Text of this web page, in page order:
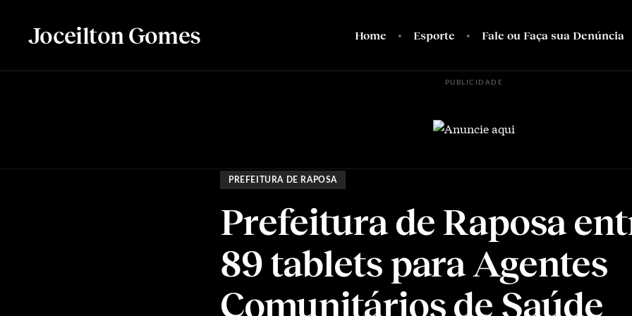
Joceilton Gomes Home Esporte Fale ou Faça sua Denúncia
PUBLICIDADE
PREFEITURA DE RAPOSA
Prefeitura de Raposa
89 tablets para Agentes
Comunitários de Saúde